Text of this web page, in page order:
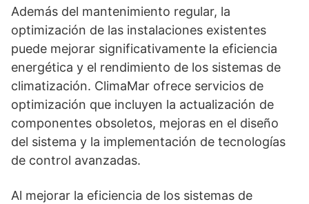
Además del mantenimiento regular, la
optimización de las instalaciones existentes
puede mejorar significativamente la eficiencia
energética y el rendimiento de los sistemas de
climatización. ClimaMar ofrece servicios de
optimización que incluyen la actualización de
componentes obsoletos, mejoras en el diseño
del sistema y la implementación de tecnologías
de control avanzadas.
Al mejorar la eficiencia de los sistemas de